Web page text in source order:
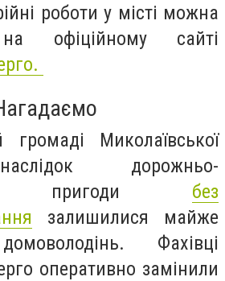
роботи у місті можна
на офіційному сайті
Миколаївської
дорожньо-
пригоди без
залишилися майже
Фахівці
оперативно замінили